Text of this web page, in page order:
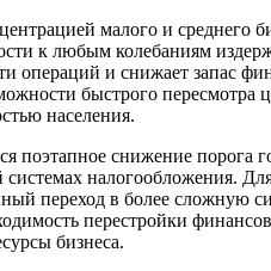
малого и среднего
к любым колебаниям
операций и снижает запас
быстрого пересмотра
населения.
поэтапное снижение порога
налогообложения.
переход в более сложную
перестройки
бизнеса.